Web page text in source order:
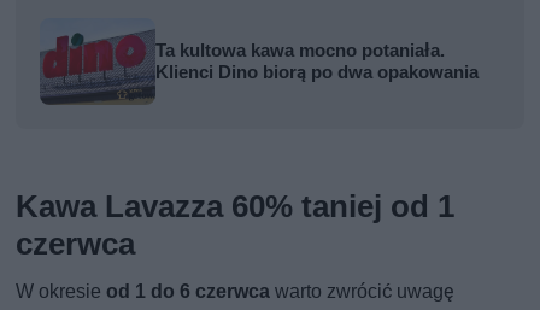
Ta kultowa kawa mocno potaniała.
Klienci Dino biorą po dwa opakowania
Kawa Lavazza 60% taniej od 1
czerwca
W okresie od 1 do 6 czerwca warto zwrócić uwagę